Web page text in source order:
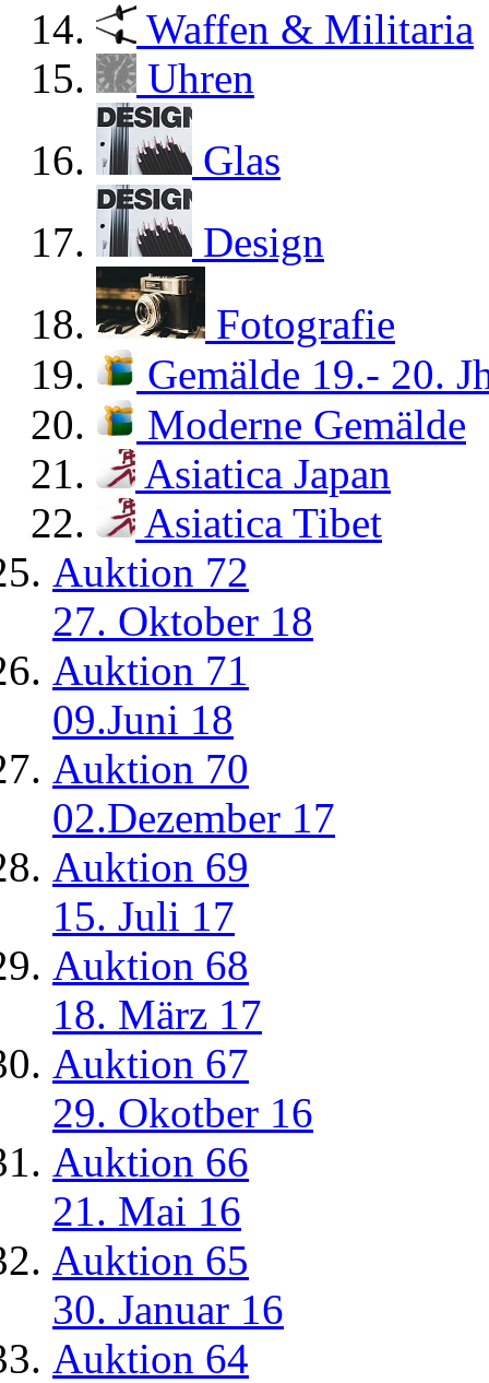
Waffen & Militaria
Uhren
Glas
Design
Fotografie
Gemälde 19.- 20.
Moderne Gemälde
Asiatica Japan
Asiatica Tibet
Auktion 72
27. Oktober 18
Auktion 71
09.Juni 18
Auktion 70
02.Dezember 17
Auktion 69
15. Juli 17
Auktion 68
18. März 17
Auktion 67
29. Okotber 16
Auktion 66
21. Mai 16
Auktion 65
30. Januar 16
Auktion 64